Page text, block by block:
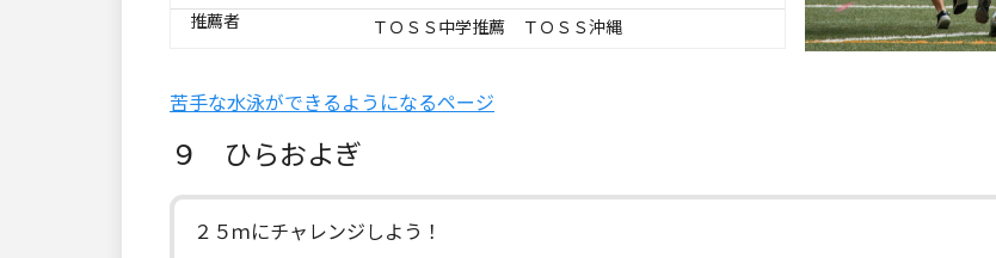
推薦者 ＴＯＳＳ中学推薦 ＴＯＳＳ沖縄
苦手な水泳ができるようになるページ
９ ひらおよぎ
２５ｍにチャレンジしよう！